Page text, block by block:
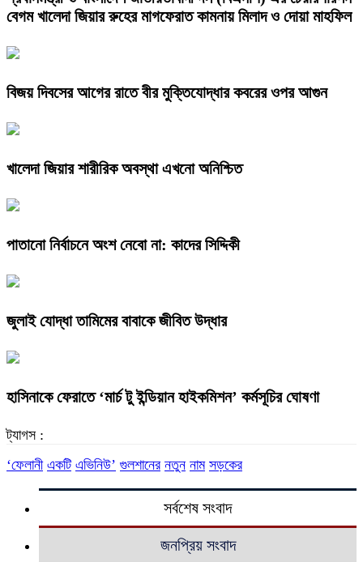
বেগম খালেদা জিয়ার রুহের মাগফেরাত কামনায় মিলাদ ও দোয়া মাহফিল
বিজয় দিবসের আগের রাতে বীর মুক্তিযোদ্ধার কবরের ওপর আগুন
খালেদা জিয়ার শারীরিক অবস্থা এখনো অনিশ্চিত
পাতানো নির্বাচনে অংশ নেবো না: কাদের সিদ্দিকী
জুলাই যোদ্ধা তামিমের বাবাকে জীবিত উদ্ধার
হাসিনাকে ফেরাতে ‘মার্চ টু ইন্ডিয়ান হাইকমিশন’ কর্মসূচির ঘোষণা
ট্যাগস :
‘ফেলানী একটি এভিনিউ’ গুলশানের নতুন নাম সড়কের
সর্বশেষ সংবাদ
জনপ্রিয় সংবাদ